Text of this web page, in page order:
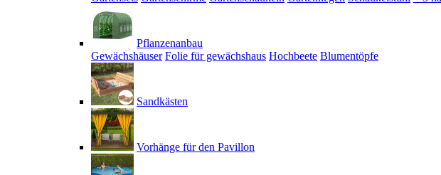
Pflanzenanbau
Gewächshäuser Folie für gewächshaus Hochbeete Blumentöpfe
Sandkästen
Vorhänge für den Pavillon